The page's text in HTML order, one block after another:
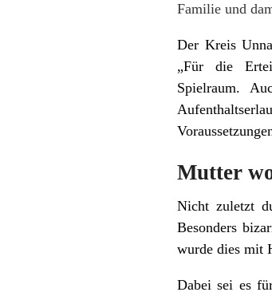
Familie und
Der Kreis
„Für die
Spielraum.
Mutter
Nicht zuletzt
Besonders
wurde dies mit
Dabei sei es